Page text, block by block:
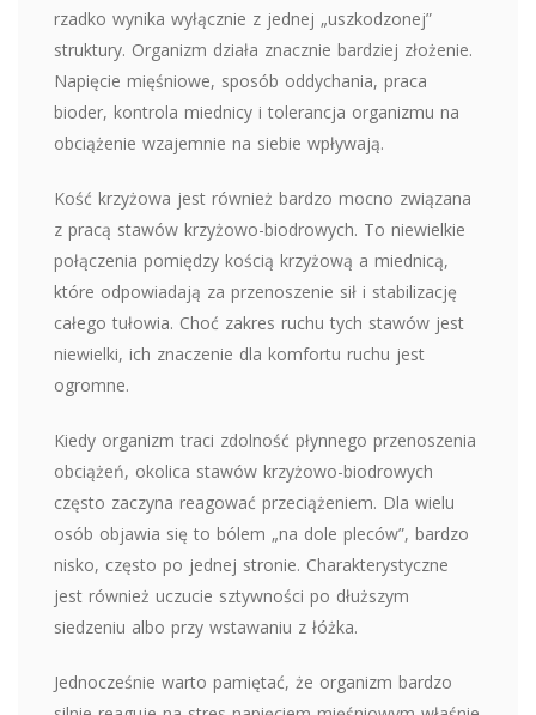
rzadko wynika wyłącznie z jednej „uszkodzonej”
struktury. Organizm działa znacznie bardziej złożenie.
Napięcie mięśniowe, sposób oddychania, praca
bioder, kontrola miednicy i tolerancja organizmu na
obciążenie wzajemnie na siebie wpływają.
Kość krzyżowa jest również bardzo mocno związana
z pracą stawów krzyżowo-biodrowych. To niewielkie
połączenia pomiędzy kością krzyżową a miednicą,
które odpowiadają za przenoszenie sił i stabilizację
całego tułowia. Choć zakres ruchu tych stawów jest
niewielki, ich znaczenie dla komfortu ruchu jest
ogromne.
Kiedy organizm traci zdolność płynnego przenoszenia
obciążeń, okolica stawów krzyżowo-biodrowych
często zaczyna reagować przeciążeniem. Dla wielu
osób objawia się to bólem „na dole pleców”, bardzo
nisko, często po jednej stronie. Charakterystyczne
jest również uczucie sztywności po dłuższym
siedzeniu albo przy wstawaniu z łóżka.
Jednocześnie warto pamiętać, że organizm bardzo